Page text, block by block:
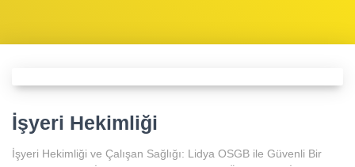
İşyeri Hekimliği
İşyeri Hekimliği ve Çalışan Sağlığı: Lidya OSGB ile Güvenli Bir